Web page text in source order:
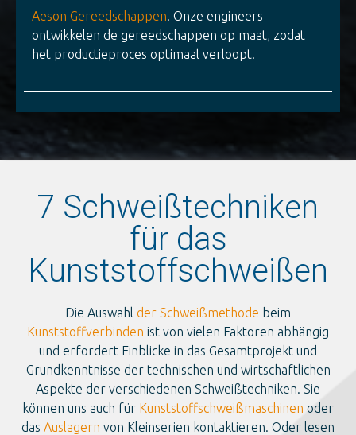
Aeson Gereedschappen . Onze engineers
ontwikkelen de gereedschappen op maat, zodat
het productieproces optimaal verloopt.
7 Schweißtechniken
für das
Kunststoffschweißen
Die Auswahl der Schweißmethode beim
Kunststoffverbinden ist von vielen Faktoren abhängig
und erfordert Einblicke in das Gesamtprojekt und
Grundkenntnisse der technischen und wirtschaftlichen
Aspekte der verschiedenen Schweißtechniken. Sie
können uns auch für Kunststoffschweißmaschinen oder
das Auslagern von Kleinserien kontaktieren. Oder lesen